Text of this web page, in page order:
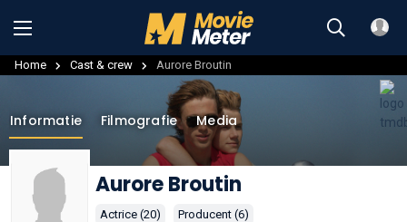
Home Cast & crew Aurore Broutin
Informatie Filmografie Media
Aurore Broutin
Actrice (20) Producent (6)